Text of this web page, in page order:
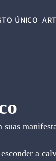
ÚNICO
a